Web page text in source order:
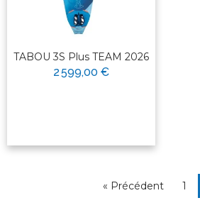
TABOU 3S Plus TEAM 2026
2 599,00 €
« Précédent 1